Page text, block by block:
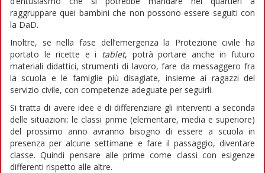
raggruppare quei bambini che non possono essere seguiti con
la DaD.
Inoltre, se nella fase dell’emergenza la Protezione civile ha
portato le ricette e i tablet, potrà portare anche in futuro
materiali didattici, strumenti di lavoro, fare da messaggero fra
la scuola e le famiglie più disagiate, insieme ai ragazzi del
servizio civile, con competenze adeguate per seguirli.
Si tratta di avere idee e di differenziare gli interventi a seconda
delle situazioni: le classi prime (elementare, media e superiore)
del prossimo anno avranno bisogno di essere a scuola in
presenza per alcune settimane e fare il passaggio, diventare
classe. Quindi pensare alle prime come classi con esigenze
differenti rispetto alle altre.